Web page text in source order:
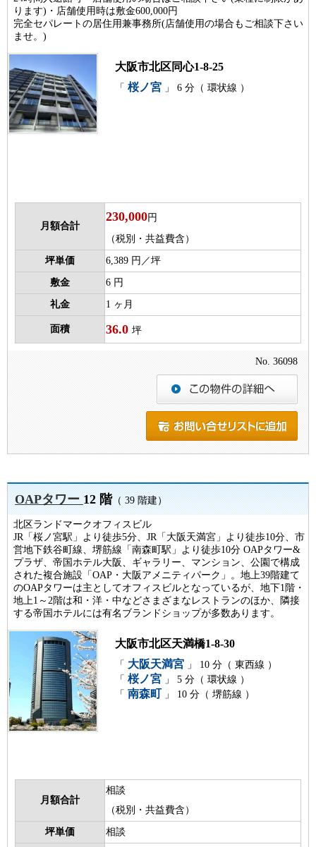
ります)・店舗使用時は敷金600,000円
完全セパレートの居住用兼事務所(店舗使用の場合もご相談下さい
ませ。)
大阪市北区同心1-8-25
「 桜ノ宮 」 6 分（ 環状線 ）
月額合計
230,000円
（税別・共益費含）
坪単価 6,389 円／坪
敷金 6 円
礼金 1 ヶ月
面積 36.0 坪
No. 36098
OAPタワー12 階（ 39 階建）
北区ランドマークオフィスビル
JR「桜ノ宮駅」より徒歩5分、JR「大阪天満宮」より徒歩10分、市
営地下鉄谷町線、堺筋線「南森町駅」より徒歩10分 OAPタワー&
プラザ、帝国ホテル大阪、ギャラリー、マンション、公園で構成
された複合施設「OAP・大阪アメニティパーク」。地上39階建て
のOAPタワーは主としてオフィスビルとなっているが、地下1階・
地上1～2階は和・洋・中などさまざまなレストランのほか、隣接
する帝国ホテルには有名ブランドショップが多数あります。
大阪市北区天満橋1-8-30
「 大阪天満宮 」 10 分（ 東西線 ）
「 桜ノ宮 」 5 分（ 環状線 ）
「 南森町 」 10 分（ 堺筋線 ）
月額合計
相談
（税別・共益費含）
坪単価 相談